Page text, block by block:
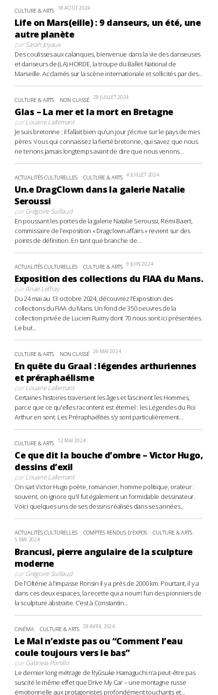
CULTURE & ARTS 18 AOÛT 2024
Life on Mars(eille) : 9 danseurs, un été, une
autre planète
parSarah Joyaux
Des coulisses aux calanques, bienvenue dans la vie des danseuses
et danseurs de (LA) HORDE, la troupe du Ballet National de
Marseille. Acclamés sur la scène internationale et sollicités par des...
CULTURE & ARTS NON CLASSÉ 28 JUILLET 2024
Glas – La mer et la mort en Bretagne
parLouane Lallemant
Je suis bretonne : il fallait bien qu'un jour j'écrive sur le pays de mes
pères. Vous qui connaissez la fierté bretonne, qui savez que nous
ne tenons jamais longtemps avant de dire que nous venons...
ACTUALITÉS CULTURELLES CULTURE & ARTS 4 JUILLET 2024
Un.e DragClown dans la galerie Natalie
Seroussi
parGrégoire Suillaud
En poussant les portes de la galerie Natalie Seroussi, Rémi Baert,
commissaire de l’exposition « Dragclown affairs » revient sur des
points de définition. En tant que branche de...
ACTUALITÉS CULTURELLES CULTURE & ARTS 9 JUIN 2024
Exposition des collections du FIAA du Mans.
parAnaë Leffray
Du 24 mai au 13 octobre 2024, découvrez l’Exposition des
collections du FIAA du Mans. Un fond de 350 oeuvres de la
collection privée de Lucien Ruimy dont 70 nous sont ici présentées.
Le but...
CULTURE & ARTS NON CLASSÉ 26 MAI 2024
En quête du Graal : légendes arthuriennes
et préraphaélisme
parLouane Lallemant
Certaines histoires traversent les âges et fascinent les Hommes,
parce que ce qu'elles racontent est éternel : les Légendes du Roi
Arthur en sont. Les Préraphaélites s'y sont particulièrement...
CULTURE & ARTS 12 MAI 2024
Ce que dit la bouche d’ombre – Victor Hugo,
dessins d’exil
parLouane Lallemant
On sait Victor Hugo poète, romancier, homme politique, orateur :
souvent, on ignore qu'il fut également un formidable dessinateur.
Voici quelques uns de ses dessins réalisés dans ses années...
ACTUALITÉS CULTURELLES COMPTES RENDUS D'EXPOS CULTURE & ARTS
5 MAI 2024
Brancusi, pierre angulaire de la sculpture
moderne
parGrégoire Suillaud
De l’Olténie à l’impasse Ronsin il y a près de 2000 km. Pourtant, il y a
dans ces deux espaces, la recette qui a nourri l’un des pionniers de
la sculpture abstraite. C’est à Constantin...
CINÉMA CULTURE & ARTS 28 AVRIL 2024
Le Mal n’existe pas ou “Comment l’eau
coule toujours vers le bas”
parGabriela Portillo
Le dernier long métrage de Ryûsuke Hamaguchi n’a peut-être pas
suscité le même effet que Drive My Car – une montagne russe
émotionnelle aux protagonistes profondément touchants et...